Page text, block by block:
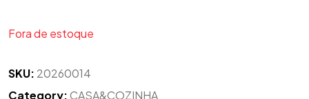
Fora de estoque
SKU: 20260014
Category:CASA&COZINHA